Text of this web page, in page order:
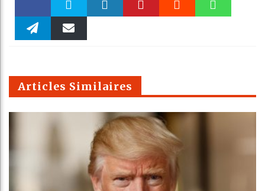
Faceboo Twitter
m
Articles Similaires